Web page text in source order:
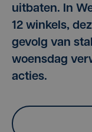
uitbaten. In
12 winkels,
gevolg van
woensdag
acties.